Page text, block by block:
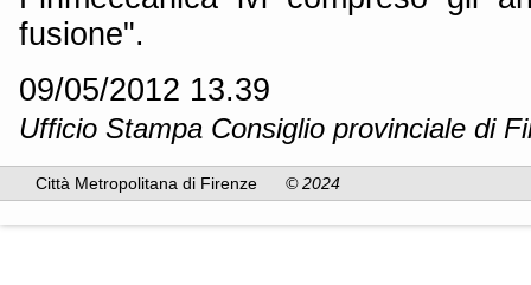
fusione".
09/05/2012 13.39
Ufficio Stampa Consiglio provinciale di
Città Metropolitana di Firenze © 2024